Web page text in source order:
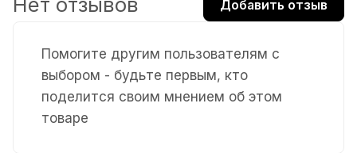
Помогите другим пользователям с
выбором - будьте первым, кто
поделится своим мнением об этом
товаре
Добавить отзыв